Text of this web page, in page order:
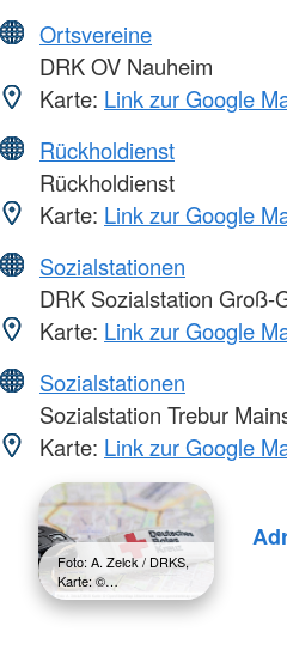
Ortsvereine
DRK OV Nauheim
Karte: Link zur Google
Rückholdienst
Rückholdienst
Karte: Link zur Google
Sozialstationen
DRK Sozialstation Groß-
Karte: Link zur Google
Sozialstationen
Sozialstation Trebur
Karte: Link zur Google
Foto: A. Zelck / DRKS,
Karte: ©…